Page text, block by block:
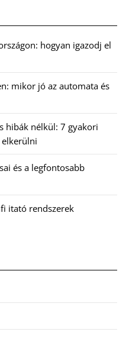
hogyan igazodj el
mikor jó az automata és
hibák nélkül: 7 gyakori
és a legfontosabb
itató rendszerek